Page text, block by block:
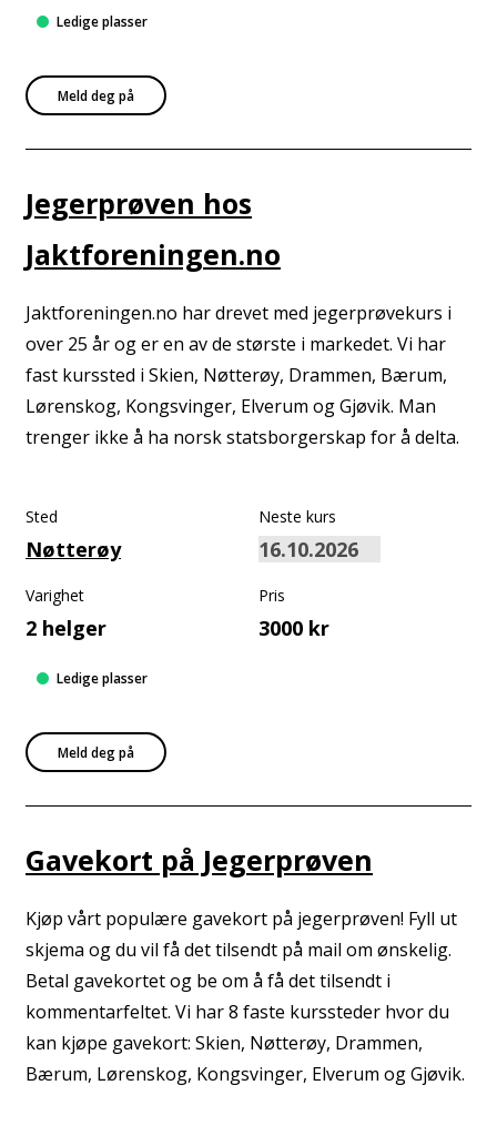
Meld deg på
Ledige plasser
Jegerprøven hos
Jaktforeningen.no
Jaktforeningen.no har drevet med jegerprøvekurs i
over 25 år og er en av de største i markedet. Vi har
fast kurssted i Skien, Nøtterøy, Drammen, Bærum,
Lørenskog, Kongsvinger, Elverum og Gjøvik. Man
trenger ikke å ha norsk statsborgerskap for å delta.
Sted
Nøtterøy
Neste kurs
Varighet
2 helger
Pris
3000 kr
Meld deg på
Ledige plasser
Gavekort på Jegerprøven
Kjøp vårt populære gavekort på jegerprøven! Fyll ut
skjema og du vil få det tilsendt på mail om ønskelig.
Betal gavekortet og be om å få det tilsendt i
kommentarfeltet. Vi har 8 faste kurssteder hvor du
kan kjøpe gavekort: Skien, Nøtterøy, Drammen,
Bærum, Lørenskog, Kongsvinger, Elverum og Gjøvik.